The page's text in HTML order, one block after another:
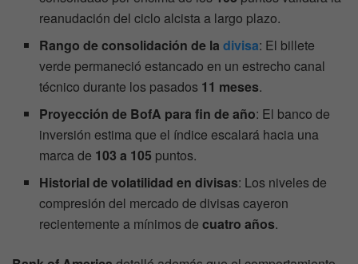
reanudación del ciclo alcista a largo plazo.
Rango de consolidación de ladivisa: El billete
verde permaneció estancado en un estrecho canal
técnico durante los pasados 11 meses.
Proyección de BofA para fin de año: El banco de
inversión estima que el índice escalará hacia una
marca de 103 a 105 puntos.
Historial de volatilidad en divisas: Los niveles de
compresión del mercado de divisas cayeron
recientemente a mínimos decuatro años.